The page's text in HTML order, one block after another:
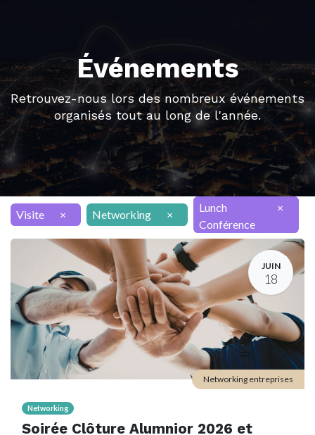
Événements
Retrouvez-nous lors des nombreux événements
organisés tout au long de l'année.
Visite × Networking ×
Lunch
Conférence
×
JUIN
18
Networking
Soirée Clôture Alumnior 2026 et
Networking entreprises